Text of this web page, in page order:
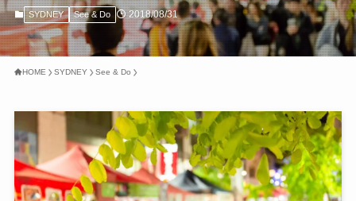
SYDNEY See & Do 2018/08/31
HOME SYDNEY See & Do